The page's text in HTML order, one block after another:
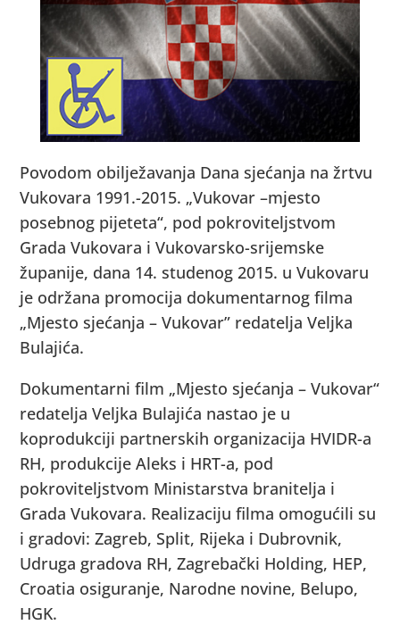
Povodom obilježavanja Dana sjećanja na žrtvu
Vukovara 1991.-2015. „Vukovar –mjesto
posebnog pijeteta“, pod pokroviteljstvom
Grada Vukovara i Vukovarsko-srijemske
županije, dana 14. studenog 2015. u Vukovaru
je održana promocija dokumentarnog filma
„Mjesto sjećanja – Vukovar” redatelja Veljka
Bulajića.
Dokumentarni film „Mjesto sjećanja – Vukovar“
redatelja Veljka Bulajića nastao je u
koprodukciji partnerskih organizacija HVIDR-a
RH, produkcije Aleks i HRT-a, pod
pokroviteljstvom Ministarstva branitelja i
Grada Vukovara. Realizaciju filma omogućili su
i gradovi: Zagreb, Split, Rijeka i Dubrovnik,
Udruga gradova RH, Zagrebački Holding, HEP,
Croatia osiguranje, Narodne novine, Belupo,
HGK.